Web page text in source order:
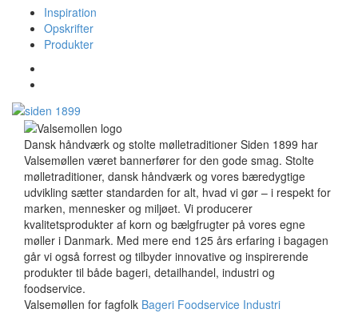
Inspiration
Opskrifter
Produkter
Dansk håndværk og stolte mølletraditioner Siden 1899 har
Valsemøllen været bannerfører for den gode smag. Stolte
mølletraditioner, dansk håndværk og vores bæredygtige
udvikling sætter standarden for alt, hvad vi gør – i respekt for
marken, mennesker og miljøet. Vi producerer
kvalitetsprodukter af korn og bælgfrugter på vores egne
møller i Danmark. Med mere end 125 års erfaring i bagagen
går vi også forrest og tilbyder innovative og inspirerende
produkter til både bageri, detailhandel, industri og
foodservice.
Valsemøllen for fagfolk Bageri Foodservice Industri